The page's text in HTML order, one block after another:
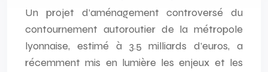
Un projet d’aménagement controversé du
contournement autoroutier de la métropole
lyonnaise, estimé à 3.5 milliards d’euros, a
récemment mis en lumière les enjeux et les